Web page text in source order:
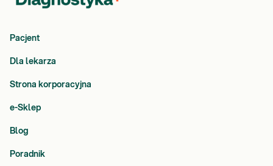
Pacjent
Dla lekarza
Strona korporacyjna
e-Sklep
Blog
Poradnik